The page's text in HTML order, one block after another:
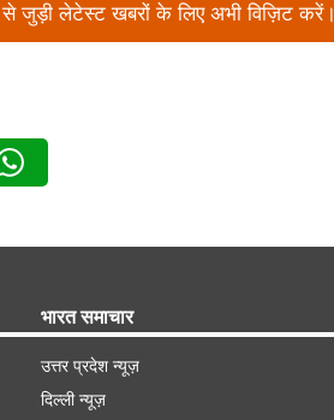
से जुड़ी लेटेस्ट खबरों के लिए अभी विज़िट करें।
भारत समाचार
उत्तर प्रदेश न्यूज़
दिल्ली न्यूज़